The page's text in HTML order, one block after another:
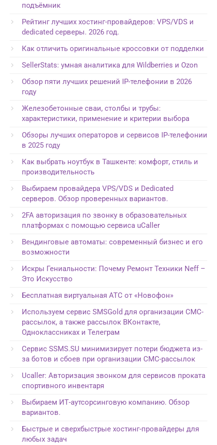
подъёмник
Рейтинг лучших хостинг-провайдеров: VPS/VDS и
dedicated серверы. 2026 год.
Как отличить оригинальные кроссовки от подделки
SellerStats: умная аналитика для Wildberries и Ozon
Обзор пяти лучших решений IP-телефонии в 2026
году
Железобетонные сваи, столбы и трубы:
характеристики, применение и критерии выбора
Обзоры лучших операторов и сервисов IP-телефонии
в 2025 году
Как выбрать ноутбук в Ташкенте: комфорт, стиль и
производительность
Выбираем провайдера VPS/VDS и Dedicated
серверов. Обзор проверенных вариантов.
2FA авторизация по звонку в образовательных
платформах с помощью сервиса uCaller
Вендинговые автоматы: современный бизнес и его
возможности
Искры Гениальности: Почему Ремонт Техники Neff –
Это Искусство
Бесплатная виртуальная АТС от «Новофон»
Используем сервис SMSGold для организации СМС-
рассылок, а также рассылок ВКонтакте,
Одноклассниках и Телеграм
Сервис SSMS.SU минимизирует потери бюджета из-
за ботов и сбоев при организации СМС-рассылок
Ucaller: Авторизация звонком для сервисов проката
спортивного инвентаря
Выбираем ИТ-аутсорсинговую компанию. Обзор
вариантов.
Быстрые и сверхбыстрые хостинг-провайдеры для
любых задач